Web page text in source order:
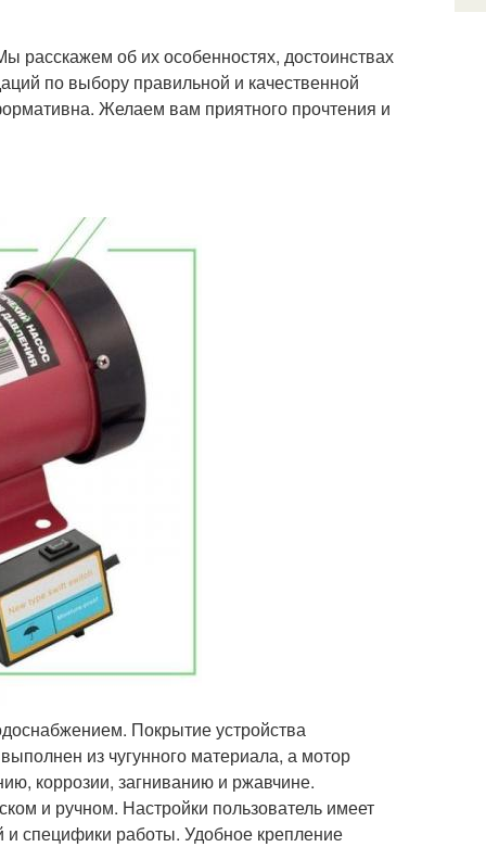
расскажем об их особенностях, достоинствах
по выбору правильной и качественной
Желаем вам приятного прочтения и
Покрытие устройства
из чугунного материала, а мотор
коррозии, загниванию и ржавчине.
и ручном. Настройки пользователь имеет
и специфики работы. Удобное крепление